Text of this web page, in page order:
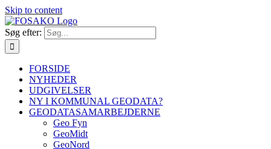
Skip to content
Søg efter:
FORSIDE
NYHEDER
UDGIVELSER
NY I KOMMUNAL GEODATA?
GEODATASAMARBEJDERNE
Geo Fyn
GeoMidt
GeoNord